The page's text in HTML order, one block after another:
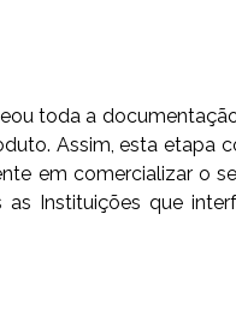
toda a
Assim, esta etapa
em comercializar o
Instituições que